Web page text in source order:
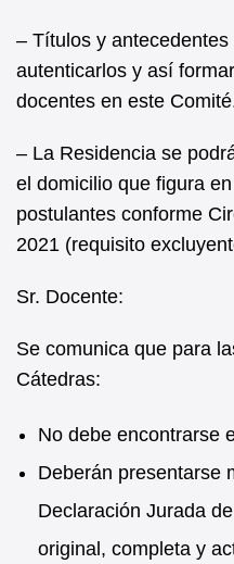
– Títulos y
autenticarlos y así
docentes en este
– La Residencia se
el domicilio que figura
postulantes conforme
2021 (requisito
Sr. Docente:
Se comunica que para
Cátedras:
No debe encontrarse
Deberán presentarse
Declaración Jurada
original, completa y